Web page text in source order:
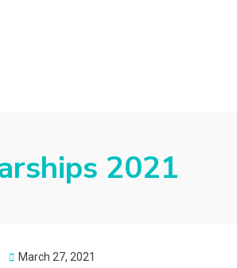
2021
Posted
March 27, 2021